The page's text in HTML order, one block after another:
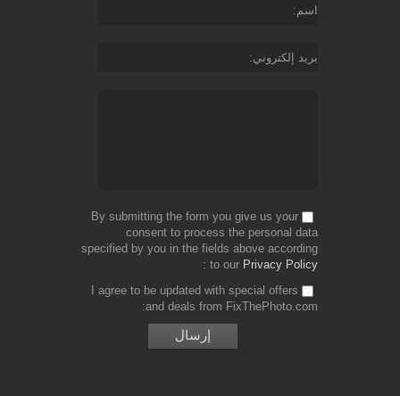
اسم
بريد إلكتروني
By submitting the form you give us your
consent to process the personal data
specified by you in the fields above according
to our Privacy Policy
I agree to be updated with special offers
and deals from FixThePhoto.com